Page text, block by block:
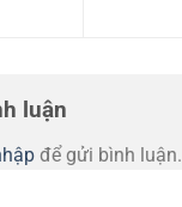
luận
để gửi bình luận.